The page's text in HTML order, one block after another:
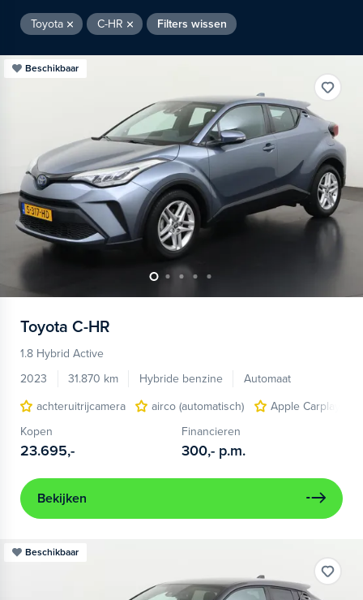
Toyota C-HR Filters wissen
Beschikbaar
Toyota C-HR
1.8 Hybrid Active
2023
31.870 km Hybride benzine
Automaat
achteruitrijcamera
airco (automatisch)
Apple Carplay/
Kopen
23.695,-
Financieren
300,- p.m.
Bekijken
Beschikbaar